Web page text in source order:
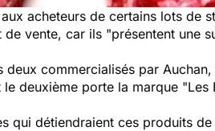
acheteurs de certains lots de
vente, car ils "présentent une
commercialisés par
deuxième porte la marque
qui détiendraient ces produits